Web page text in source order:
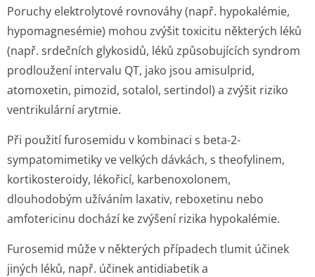
Poruchy elektrolytové rovnováhy (např. hypokalémie,
hypomagnesémie) mohou zvýšit toxicitu některých léků
(např. srdečních glykosidů, léků způsobujících syndrom
prodloužení intervalu QT, jako jsou amisulprid,
atomoxetin, pimozid, sotalol, sertindol) a zvýšit riziko
ventrikulární arytmie.
Při použití furosemidu v kombinaci s beta-2-
sympatomimetiky ve velkých dávkách, s theofylinem,
kortikosteroidy, lékořicí, karbenoxolonem,
dlouhodobým užíváním laxativ, reboxetinu nebo
amfotericinu dochází ke zvýšení rizika hypokalémie.
Furosemid může v některých případech tlumit účinek
jiných léků, např. účinek antidiabetik a